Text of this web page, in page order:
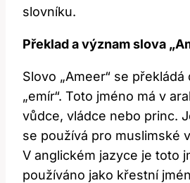
slovníku.
Překlad ⁣a ​význam​ slova
Slovo „Ameer“ se
„emír“.‍ Toto jméno má v​
vůdce, vládce nebo princ.
‌se‍ používá pro muslimské
V anglickém jazyce ⁣je toto
používáno jako⁢ křestní